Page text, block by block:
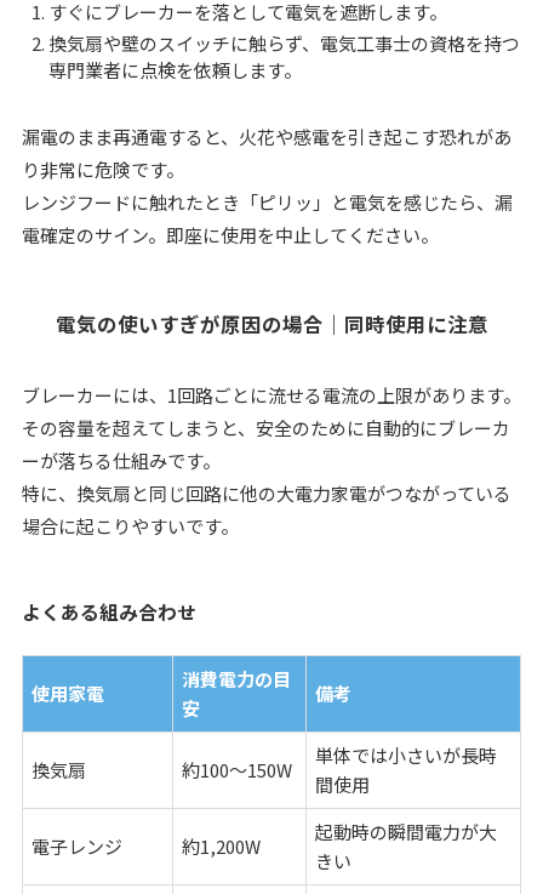
すぐにブレーカーを落として電気を遮断します。
換気扇や壁のスイッチに触らず、電気工事士の資格を持つ
専門業者に点検を依頼します。
漏電のまま再通電すると、火花や感電を引き起こす恐れがあ
り非常に危険です。
レンジフードに触れたとき「ピリッ」と電気を感じたら、漏
電確定のサイン。即座に使用を中止してください。
電気の使いすぎが原因の場合｜同時使用に注意
ブレーカーには、1回路ごとに流せる電流の上限があります。
その容量を超えてしまうと、安全のために自動的にブレーカ
ーが落ちる仕組みです。
特に、換気扇と同じ回路に他の大電力家電がつながっている
場合に起こりやすいです。
よくある組み合わせ
使用家電
消費電力の目
安
備考
換気扇 約100〜150W
単体では小さいが長時
間使用
電子レンジ 約1,200W
起動時の瞬間電力が大
きい